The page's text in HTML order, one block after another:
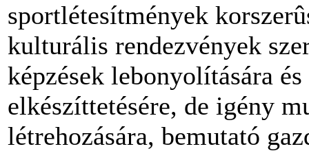
sportlétesítmények
kulturális rendezvények
képzések lebonyolítására
elkészíttetésére, de igény
létrehozására, bemutató